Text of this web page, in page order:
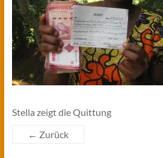
Stella zeigt die Quittung
← Zurück